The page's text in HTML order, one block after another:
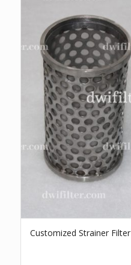
Customized Strainer Filter